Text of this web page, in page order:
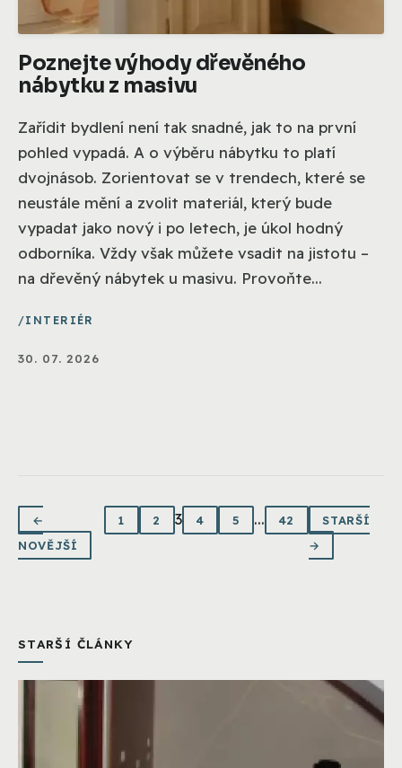
Poznejte výhody dřevěného
nábytku z masivu
Zařídit bydlení není tak snadné, jak to na první
pohled vypadá. A o výběru nábytku to platí
dvojnásob. Zorientovat se v trendech, které se
neustále mění a zvolit materiál, který bude
vypadat jako nový i po letech, je úkol hodný
odborníka. Vždy však můžete vsadit na jistotu –
na dřevěný nábytek u masivu. Provoňte...
INTERIÉR
30. 07. 2026
←
NOVĚJŠÍ
1 2 3 4 5 ... 42
STARŠÍ
→
STARŠÍ ČLÁNKY